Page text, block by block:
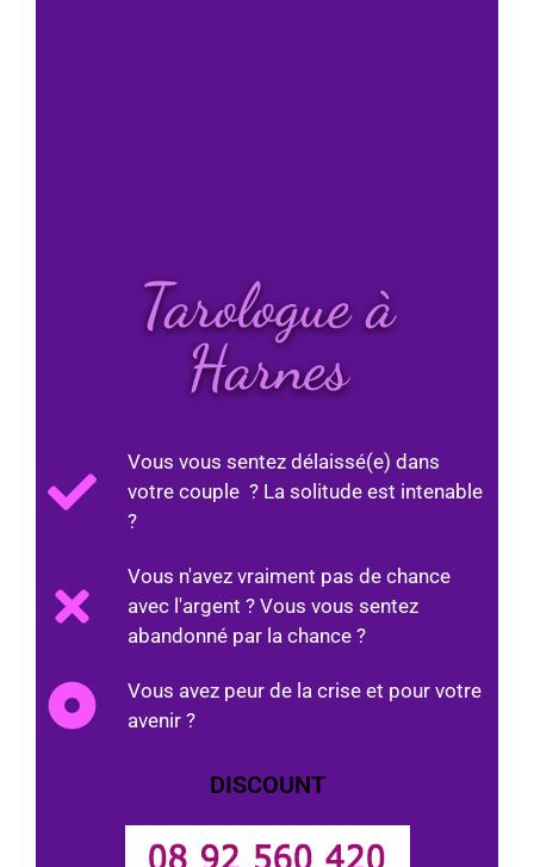
Tarologue à
Harnes
Vous vous sentez délaissé(e) dans
votre couple ? La solitude est intenable
?
Vous n'avez vraiment pas de chance
avec l'argent ? Vous vous sentez
abandonné par la chance ?
Vous avez peur de la crise et pour votre
avenir ?
DISCOUNT